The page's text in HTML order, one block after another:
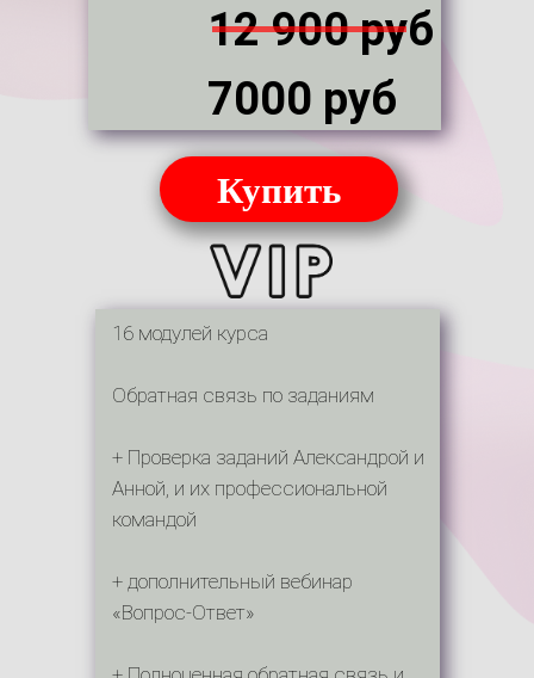
16 модулей курса
Обратная связь по заданиям
+ Проверка заданий Александрой и
Анной, и их профессиональной
командой
+ дополнительный вебинар
«Вопрос-Ответ»
Купить
12 900 руб
7000 руб